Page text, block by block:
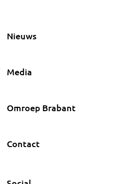
Nieuws
Media
Omroep Brabant
Contact